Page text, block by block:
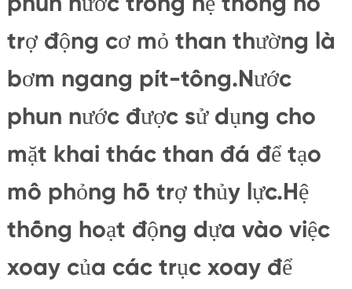
trợ động cơ mỏ than thường là
bơm ngang pít-tông.Nước
phun nước được sử dụng cho
mặt khai thác than đá để tạo
mô phỏng hỗ trợ thủy lực.Hệ
thống hoạt động dựa vào việc
xoay của các trục xoay để